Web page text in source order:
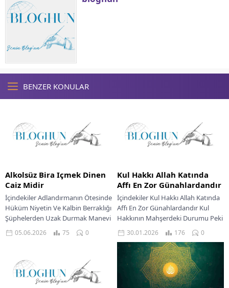
BENZER KONULAR
Alkolsüz Bira Içmek Dinen
Caiz Midir
İçindekiler Adlandırmanın Ötesinde
Hüküm Niyetin Ve Kalbin Berraklığı
Şüphelerden Uzak Durmak Manevi
Bir Bakışla Değerlendirme İslam
dini, müminlerin hayatının her...
05.06.2026 75 0
Kul Hakkı Allah Katında
Affı En Zor Günahlardandır
İçindekiler Kul Hakkı Allah Katında
Affı En Zor Günahlardandır Kul
Hakkının Mahşerdeki Durumu Peki
Ne Yapmalı Dinimiz İslam, kul ile...
30.01.2026 176 0